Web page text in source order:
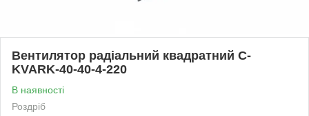
Вентилятор радіальний квадратний C-
KVARK-40-40-4-220
В наявності
Роздріб